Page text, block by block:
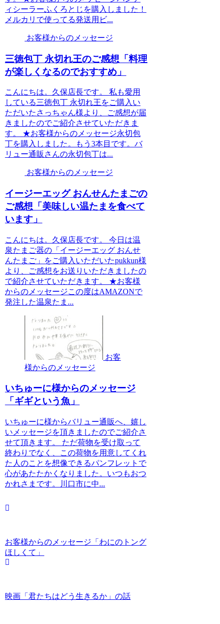
ィシーラーふくろとじを購入しました！
メルカリで使ってる発送用ビ...
お客様からのメッセージ
三徳包丁 永切れ王のご感想「料理
が楽しくなるのでおすすめ」
こんにちは。久保店長です。 私も愛用
している三徳包丁 永切れ王をご購入い
ただいたさっちゃん様より、ご感想が届
きましたのでご紹介させていただきま
す。 ★お客様からのメッセージ永切包
丁を購入しました。もう3本目です。バ
リュー通販さんの永切包丁は...
お客様からのメッセージ
イージーエッグ おんせんたまごの
ご感想「美味しい温たまを食べて
います」
こんにちは。久保店長です。 今日は温
泉たまご器の「イージーエッグ おんせ
んたまご」をご購入いただいたpukkun様
より、ご感想をお送りいただきましたの
で紹介させていただきます。 ★お客様
からのメッセージこの度はAMAZONで
発注した温泉たま...
お客
様からのメッセージ
いちゅーに様からのメッセージ
「ギギという魚」
いちゅーに様からバリュー通販へ、嬉し
いメッセージを頂きましたのでご紹介さ
せて頂きます。 ただ荷物を受け取って
終わりでなく、この荷物を用意してくれ
た人のことを想像できるパンフレットで
心があたたかくなりました。いつもおつ
かれさまです。川口市に中...
お客様からのメッセージ「わにのトング
ほしくて」
映画「君たちはどう生きるか」の話